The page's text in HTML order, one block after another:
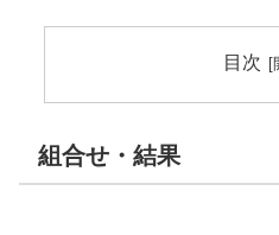
目次
組合せ・結果